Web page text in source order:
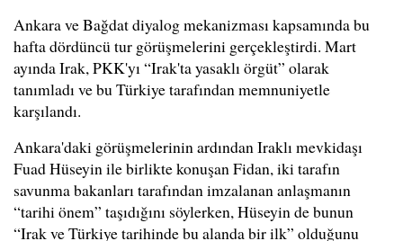
Ankara ve Bağdat diyalog mekanizması kapsamında bu
hafta dördüncü tur görüşmelerini gerçekleştirdi. Mart
ayında Irak, PKK'yı “Irak'ta yasaklı örgüt” olarak
tanımladı ve bu Türkiye tarafından memnuniyetle
karşılandı.
Ankara'daki görüşmelerinin ardından Iraklı mevkidaşı
Fuad Hüseyin ile birlikte konuşan Fidan, iki tarafın
savunma bakanları tarafından imzalanan anlaşmanın
“tarihi önem” taşıdığını söylerken, Hüseyin de bunun
“Irak ve Türkiye tarihinde bu alanda bir ilk” olduğunu